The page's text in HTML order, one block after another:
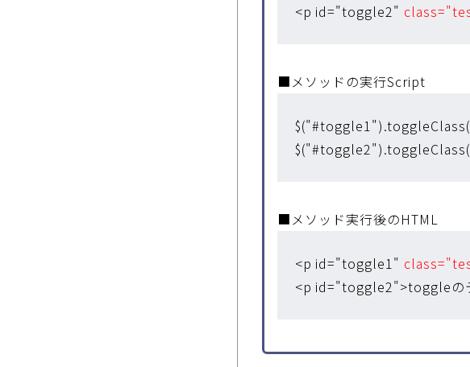
<p id="toggle2"
■メソッドの実行Script
■メソッド実行後のHTML
<p id="toggle1"
<p id="toggle2">toggleの